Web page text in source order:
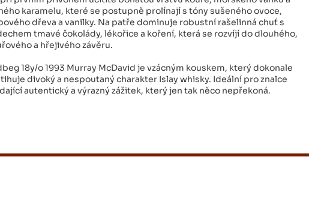
karamelu, které se postupně prolínají s tóny sušeného ovoce,
dřeva a vanilky. Na patře dominuje robustní rašelinná chuť s
tmavé čokolády, lékořice a koření, která se rozvíjí do dlouhého,
a hřejivého závěru.
18y/o 1993 Murray McDavid je vzácným kouskem, který dokonale
divoký a nespoutaný charakter Islay whisky. Ideální pro znalce
autentický a výrazný zážitek, který jen tak něco nepřekoná.